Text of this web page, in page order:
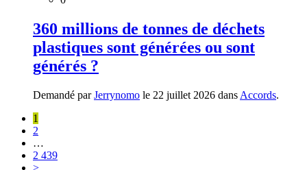
360 millions de tonnes de déchets
plastiques sont générées ou sont
générés ?
Demandé parJerrynomo le 22 juillet 2026 dans Accords.
1
2
…
2 439